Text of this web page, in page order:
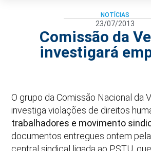
NOTÍCIAS
23/07/2013
Comissão da
investigará
O grupo da Comissão Nacional da
investiga violações de direitos
trabalhadores e movimento
documentos entregues ontem pela
central sindical ligada ao PSTU,